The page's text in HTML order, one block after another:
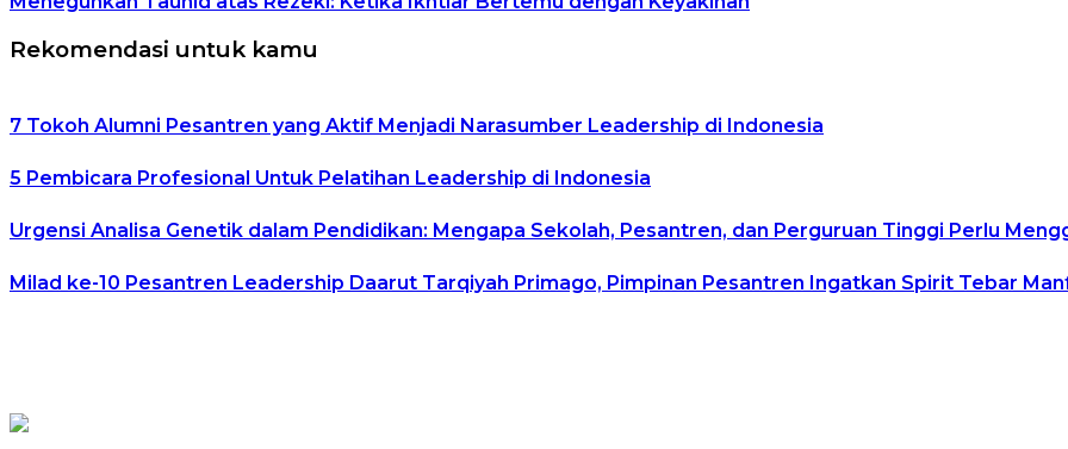
Rekomendasi untuk kamu
7 Tokoh Alumni Pesantren yang Aktif Menjadi Narasumber Leadership di Indonesia
5 Pembicara Profesional Untuk Pelatihan Leadership di Indonesia
Urgensi Analisa Genetik dalam Pendidikan: Mengapa Sekolah, Pesantren, dan Perguruan Tinggi Perlu
Milad ke-10 Pesantren Leadership Daarut Tarqiyah Primago, Pimpinan Pesantren Ingatkan Spirit Tebar